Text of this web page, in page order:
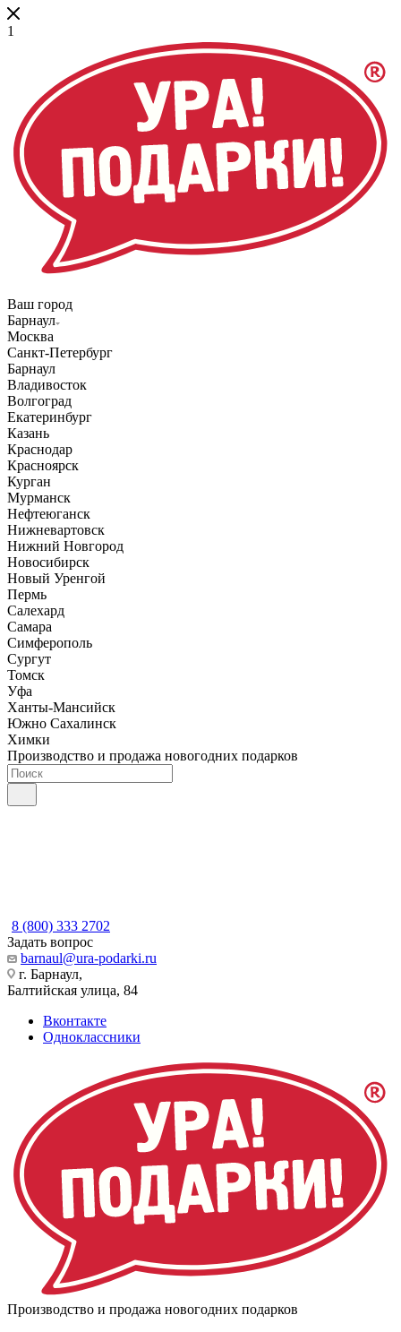
1
Ваш город
Барнаул
Москва
Санкт-Петербург
Барнаул
Владивосток
Волгоград
Екатеринбург
Казань
Краснодар
Красноярск
Курган
Мурманск
Нефтеюганск
Нижневартовск
Нижний Новгород
Новосибирск
Новый Уренгой
Пермь
Салехард
Самара
Симферополь
Сургут
Томск
Уфа
Ханты-Мансийск
Южно Сахалинск
Химки
Производство и продажа новогодних подарков
8 (800) 333 2702
Задать вопрос
barnaul@ura-podarki.ru
г. Барнаул,
Балтийская улица, 84
Вконтакте
Одноклассники
Производство и продажа новогодних подарков